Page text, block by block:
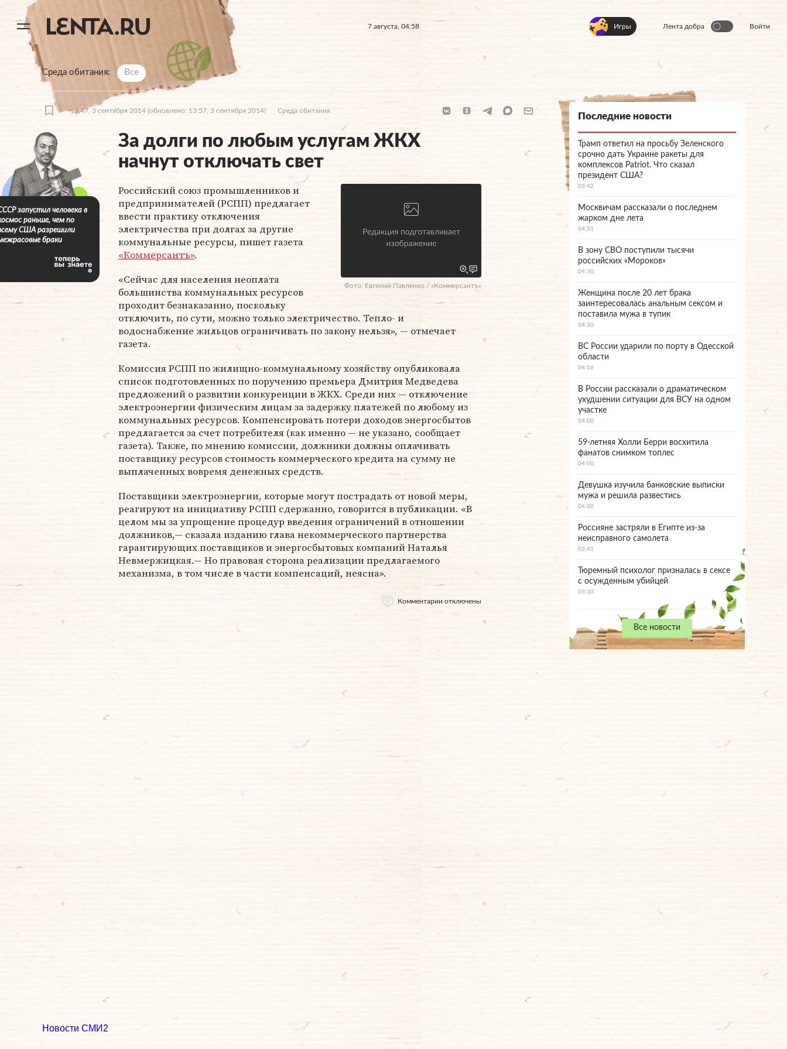
7 августа, 04:58 Игры Лента добра Войти
Среда обитания Все
13:47, 3 сентября 2014 (обновлено: 13:57, 3 сентября 2014) Среда обитания
За долги по любым услугам ЖКХ
начнут отключать свет
Фото: Евгений Павленко / «Коммерсантъ»
Российский союз промышленников и
предпринимателей (РСПП) предлагает
ввести практику отключения
электричества при долгах за другие
коммунальные ресурсы, пишет газета
«Коммерсантъ».
«Сейчас для населения неоплата
большинства коммунальных ресурсов
проходит безнаказанно, поскольку
отключить, по сути, можно только электричество. Тепло- и
водоснабжение жильцов ограничивать по закону нельзя», — отмечает
газета.
Комиссия РСПП по жилищно-коммунальному хозяйству опубликовала
список подготовленных по поручению премьера Дмитрия Медведева
предложений о развитии конкуренции в ЖКХ. Среди них — отключение
электроэнергии физическим лицам за задержку платежей по любому из
коммунальных ресурсов. Компенсировать потери доходов энергосбытов
предлагается за счет потребителя (как именно — не указано, сообщает
газета). Также, по мнению комиссии, должники должны оплачивать
поставщику ресурсов стоимость коммерческого кредита на сумму не
выплаченных вовремя денежных средств.
Поставщики электроэнергии, которые могут пострадать от новой меры,
реагируют на инициативу РСПП сдержанно, говорится в публикации. «В
целом мы за упрощение процедур введения ограничений в отношении
должников,— сказала изданию глава некоммерческого партнерства
гарантирующих поставщиков и энергосбытовых компаний Наталья
Невмержицкая.— Но правовая сторона реализации предлагаемого
механизма, в том числе в части компенсаций, неясна».
Комментарии отключены
запустил человека в
раньше, чем по
США разрешили
браки
Последние новости
Трамп ответил на просьбу Зеленского
срочно дать Украине ракеты для
комплексов Patriot. Что сказал
президент США?
03:42
Москвичам рассказали о последнем
жарком дне лета
04:51
В зону СВО поступили тысячи
российских «Мороков»
04:30
Женщина после 20 лет брака
заинтересовалась анальным сексом и
поставила мужа в тупик
04:30
ВС России ударили по порту в Одесской
области
04:16
В России рассказали о драматическом
ухудшении ситуации для ВСУ на одном
участке
04:00
59-летняя Холли Берри восхитила
фанатов снимком топлес
04:00
Девушка изучила банковские выписки
мужа и решила развестись
04:00
Россияне застряли в Египте из-за
неисправного самолета
03:41
Тюремный психолог призналась в сексе
с осужденным убийцей
03:30
Все новости
Новости СМИ2